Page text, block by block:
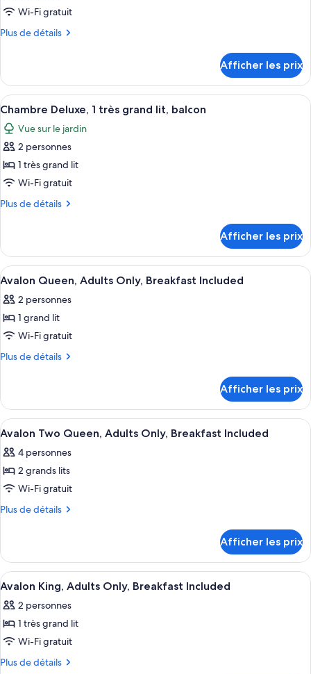
lits
pour
ce
chambre :
Cozy
Queen
Wi-Fi gratuit
Plus de détails
Plus
Cozy
Queen
Afficher les prix
Afficher
toutes
les
photos
pour
ce
type
Chambre
Deluxe,
1
très
grand
lit,
balcon
Une chambre d’hôtel avec un grand
5
Chambre Deluxe, 1 très grand lit, balcon
Vue sur le jardin
2 personnes
1 très grand lit
Wi-Fi gratuit
Plus de détails
Plus
Chambre
Deluxe,
1
grand
lit,
Afficher les prix
Afficher
toutes
les
photos
pour
ce
chambre :
Avalon
Queen,
Adults
Only,
Breakfast
Included
Une chambre à coucher
4
Avalon Queen, Adults Only, Breakfast Included
2 personnes
1 grand lit
Wi-Fi gratuit
Plus de détails
Plus
Avalon
Queen,
Adults
Breakfast
Included
Afficher les prix
Afficher
toutes
les
photos
pour
ce
chambre :
Avalon
Two
Queen,
Adults
Only,
Breakfast
Included
Une chambre d’hôtel avec deux lits,
4
Avalon Two Queen, Adults Only, Breakfast Included
4 personnes
2 grands lits
Wi-Fi gratuit
Plus de détails
Plus
Avalon
Two
Queen,
Only,
Breakfast
Afficher les prix
Afficher
toutes
les
photos
pour
ce
Une chambre à coucher
4
Avalon King, Adults Only, Breakfast Included
2 personnes
1 très grand lit
Wi-Fi gratuit
Plus de détails
Plus